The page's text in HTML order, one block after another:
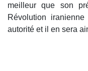
meilleur que son
Révolution
autorité et il en sera